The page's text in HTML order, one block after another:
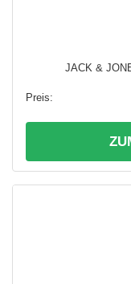
JACK &